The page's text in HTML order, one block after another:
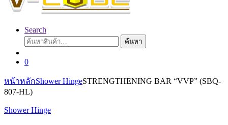
Search
ค้นหา:
ค้นหา
0
หน้าหลักShower HingeSTRENGTHENING BAR “VVP” (SBQ-
807-HL)
Shower Hinge